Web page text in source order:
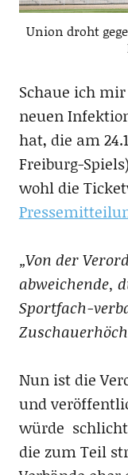
Union droht
Schaue ich
neuen
hat, die am
Freiburg-
wohl die
„Von der
abweichende,
Sportfach-
Nun ist die
und
würde schlicht
die zum Teil